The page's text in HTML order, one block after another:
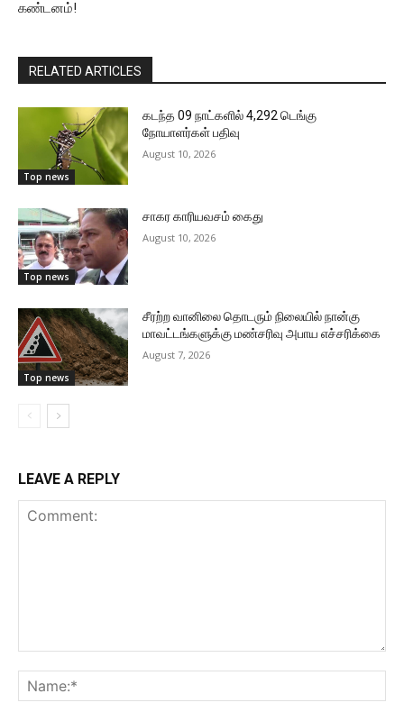
கண்டனம்!
RELATED ARTICLES
Top news
கடந்த 09 நாட்களில் 4,292 டெங்கு
நோயாளர்கள் பதிவு
August 10, 2026
Top news
சாகர காரியவசம் கைது
August 10, 2026
Top news
சீரற்ற வானிலை தொடரும் நிலையில் நான்கு
மாவட்டங்களுக்கு மண்சரிவு அபாய எச்சரிக்கை
August 7, 2026
LEAVE A REPLY